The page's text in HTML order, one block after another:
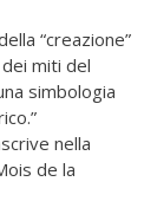
“creazione”
miti del
simbologia
nella
de la